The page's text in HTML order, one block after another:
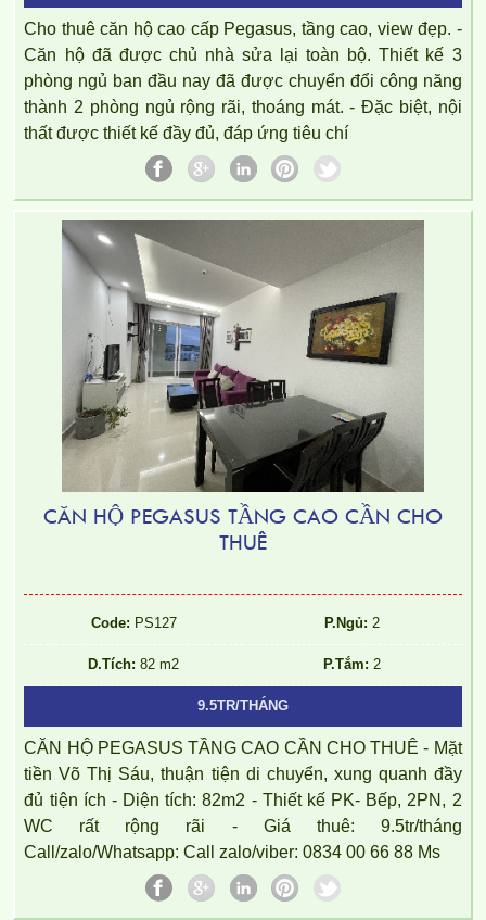
Cho thuê căn hộ cao cấp Pegasus, tầng cao, view đẹp. -
Căn hộ đã được chủ nhà sửa lại toàn bộ. Thiết kế 3
phòng ngủ ban đầu nay đã được chuyển đổi công năng
thành 2 phòng ngủ rộng rãi, thoáng mát. - Đặc biệt, nội
thất được thiết kế đầy đủ, đáp ứng tiêu chí
CĂN HỘ PEGASUS TẦNG CAO CẦN CHO
THUÊ
Code: PS127 P.Ngủ: 2
D.Tích: 82 m2 P.Tắm: 2
9.5TR/THÁNG
CĂN HỘ PEGASUS TẦNG CAO CẦN CHO THUÊ - Mặt
tiền Võ Thị Sáu, thuận tiện di chuyển, xung quanh đầy
đủ tiện ích - Diện tích: 82m2 - Thiết kế PK- Bếp, 2PN, 2
WC rất rộng rãi - Giá thuê: 9.5tr/tháng
Call/zalo/Whatsapp: Call zalo/viber: 0834 00 66 88 Ms